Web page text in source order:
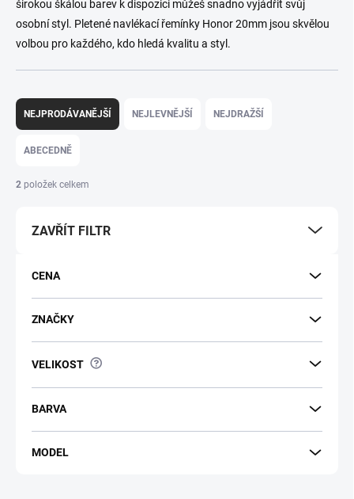
širokou škálou barev k dispozici můžeš snadno vyjádřit svůj
osobní styl. Pletené navlékací řemínky Honor 20mm jsou skvělou
volbou pro každého, kdo hledá kvalitu a styl.
Řazení produktů
NEJPRODÁVANĚJŠÍ NEJLEVNĚJŠÍ NEJDRAŽŠÍ
ABECEDNĚ
2 položek celkem
ZAVŘÍT FILTR
CENA
ZNAČKY
VELIKOST ?
BARVA
MODEL